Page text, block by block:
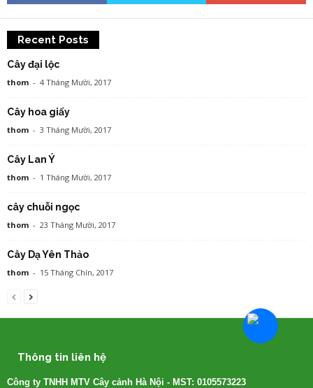
Recent Posts
Cây đại lộc
thom - 4 Tháng Mười, 2017
Cây hoa giấy
thom - 3 Tháng Mười, 2017
Cây Lan Ý
thom - 1 Tháng Mười, 2017
cây chuỗi ngọc
thom - 23 Tháng Mười, 2017
Cây Dạ Yên Thảo
thom - 15 Tháng Chín, 2017
Thông tin liên hệ
Công ty TNHH MTV Cây cảnh Hà Nội - MST: 0105573223